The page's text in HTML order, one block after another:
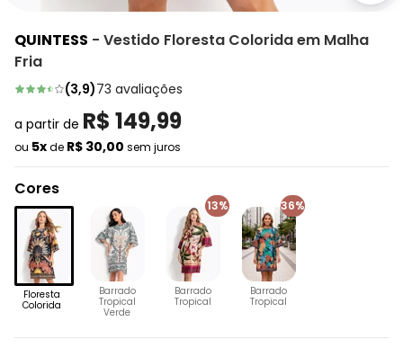
QUINTESS - Vestido Floresta Colorida em Malha
Fria
(3,9)73 avaliações
a partir de R$ 149,99
ou 5xde R$ 30,00 sem juros
Cores
Floresta
Colorida
Barrado
Tropical
Verde
13%
Barrado
Tropical
36%
Barrado
Tropical